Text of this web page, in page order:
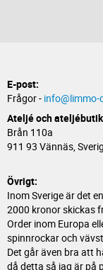
E-post:
Frågor - info@limmo-
Ateljé och
Brån 110a
911 93 Vännäs,
Övrigt:
Inom Sverige är det
2000 kronor skickas
Order inom Europa
spinnrockar och
Det går även bra att
då detta så jag är på